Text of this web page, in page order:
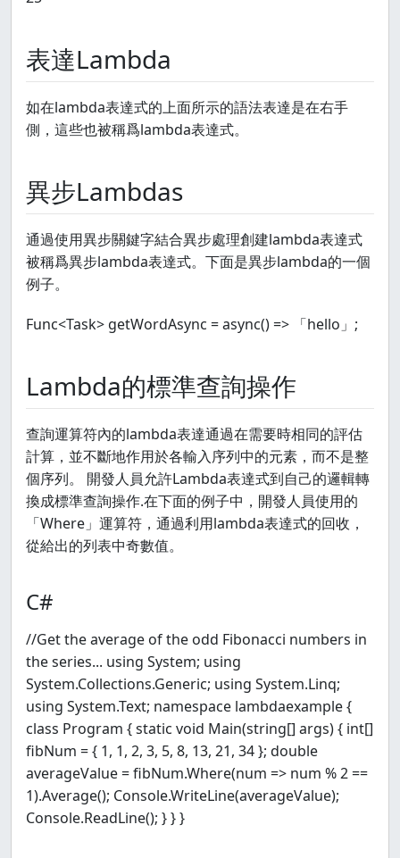
表達Lambda
如在lambda表達式的上面所示的語法表達是在右手
側，這些也被稱爲lambda表達式。
異步Lambdas
通過使用異步關鍵字結合異步處理創建lambda表達式
被稱爲異步lambda表達式。下面是異步lambda的一個
例子。
Func<Task> getWordAsync = async() => 「hello」;
Lambda的標準查詢操作
查詢運算符內的lambda表達通過在需要時相同的評估
計算，並不斷地作用於各輸入序列中的元素，而不是整
個序列。 開發人員允許Lambda表達式到自己的邏輯轉
換成標準查詢操作.在下面的例子中，開發人員使用的
「Where」運算符，通過利用lambda表達式的回收，
從給出的列表中奇數值。
C#
//Get the average of the odd Fibonacci numbers in
the series... using System; using
System.Collections.Generic; using System.Linq;
using System.Text; namespace lambdaexample {
class Program { static void Main(string[] args) { int[]
fibNum = { 1, 1, 2, 3, 5, 8, 13, 21, 34 }; double
averageValue = fibNum.Where(num => num % 2 ==
1).Average(); Console.WriteLine(averageValue);
Console.ReadLine(); } } }